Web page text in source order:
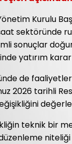
Kurulu
sektöründe
sonuçlar
yatırım
de
2026 tarihli
teknik bir
niteliği